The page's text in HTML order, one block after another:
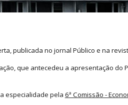
publicada no jornal Público e na
que antecedeu a apresentação do
especialidade pela 6ª Comissão -